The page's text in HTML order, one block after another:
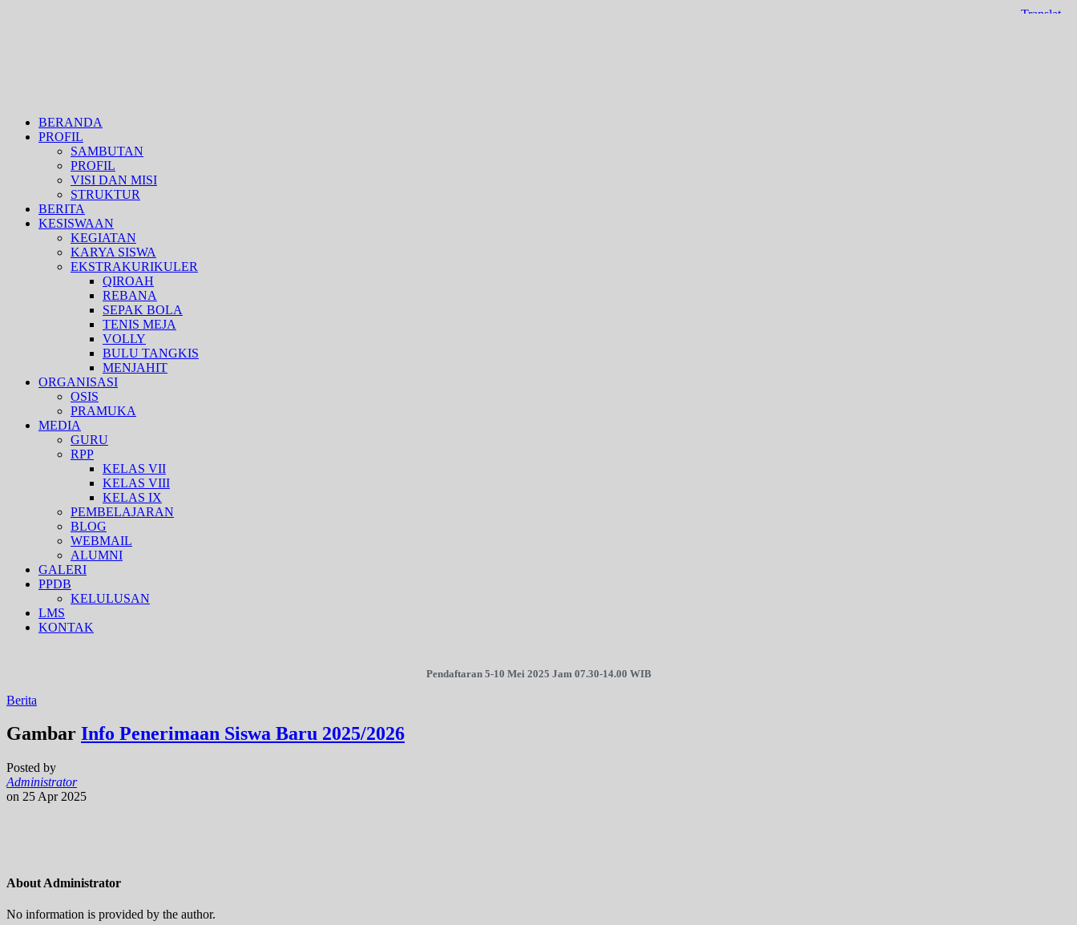
BERANDA
PROFIL
SAMBUTAN
PROFIL
VISI DAN MISI
STRUKTUR
BERITA
KESISWAAN
KEGIATAN
KARYA SISWA
EKSTRAKURIKULER
QIROAH
REBANA
SEPAK BOLA
TENIS MEJA
VOLLY
BULU TANGKIS
MENJAHIT
ORGANISASI
OSIS
PRAMUKA
MEDIA
GURU
RPP
KELAS VII
KELAS VIII
KELAS IX
PEMBELAJARAN
BLOG
WEBMAIL
ALUMNI
GALERI
PPDB
KELULUSAN
LMS
KONTAK
Pendaftaran 5-10 Mei 2025 Jam 07.30-14.00 WIB
Berita
Gambar Info Penerimaan Siswa Baru 2025/2026
Posted by
Administrator
on 25 Apr 2025
About Administrator
No information is provided by the author.